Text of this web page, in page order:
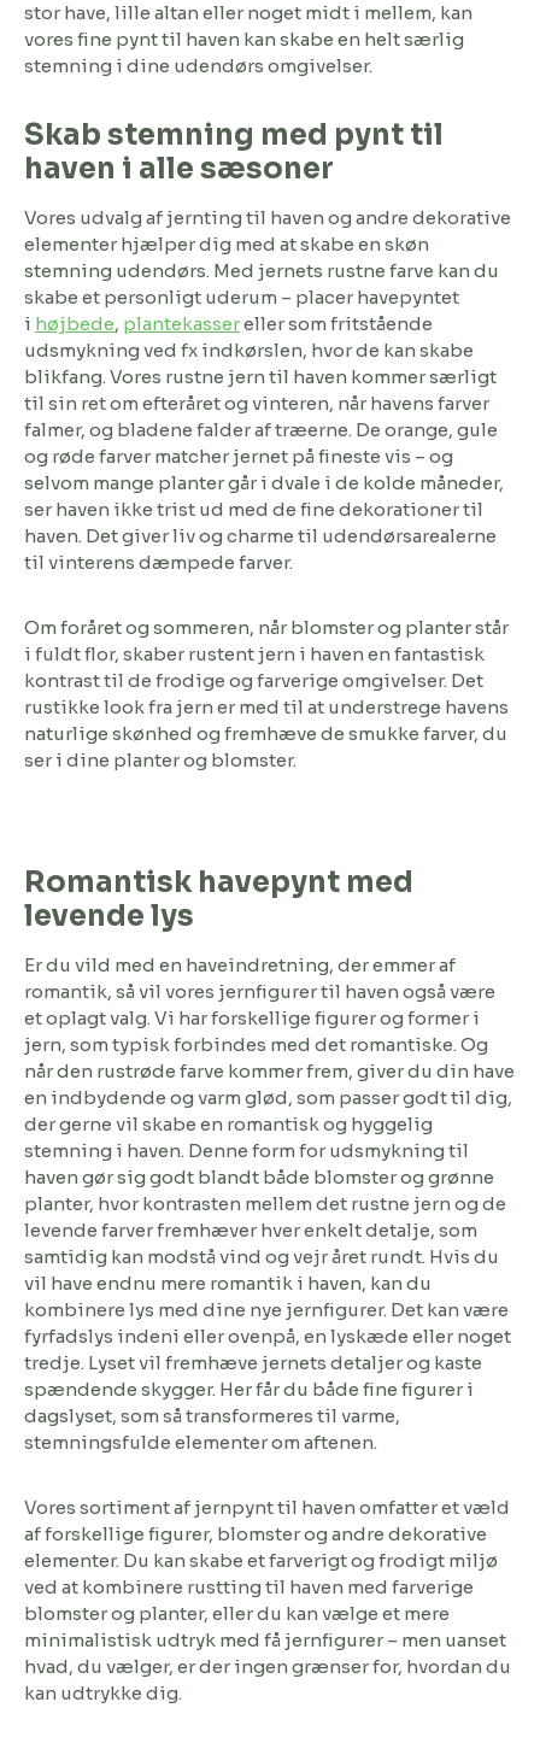
stor have, lille altan eller noget midt i mellem, kan
vores fine pynt til haven kan skabe en helt særlig
stemning i dine udendørs omgivelser.
Skab stemning med pynt til
haven i alle sæsoner
Vores udvalg af jernting til haven og andre dekorative
elementer hjælper dig med at skabe en skøn
stemning udendørs. Med jernets rustne farve kan du
skabe et personligt uderum – placer havepyntet
i højbede, plantekassereller som fritstående
udsmykning ved fx indkørslen, hvor de kan skabe
blikfang. Vores rustne jern til haven kommer særligt
til sin ret om efteråret og vinteren, når havens farver
falmer, og bladene falder af træerne. De orange, gule
og røde farver matcher jernet på fineste vis – og
selvom mange planter går i dvale i de kolde måneder,
ser haven ikke trist ud med de fine dekorationer til
haven. Det giver liv og charme til udendørsarealerne
til vinterens dæmpede farver.
Om foråret og sommeren, når blomster og planter står
i fuldt flor, skaber rustent jern i haven en fantastisk
kontrast til de frodige og farverige omgivelser. Det
rustikke look fra jern er med til at understrege havens
naturlige skønhed og fremhæve de smukke farver, du
ser i dine planter og blomster.
Romantisk havepynt med
levende lys
Er du vild med en haveindretning, der emmer af
romantik, så vil vores jernfigurer til haven også være
et oplagt valg. Vi har forskellige figurer og former i
jern, som typisk forbindes med det romantiske. Og
når den rustrøde farve kommer frem, giver du din have
en indbydende og varm glød, som passer godt til dig,
der gerne vil skabe en romantisk og hyggelig
stemning i haven. Denne form for udsmykning til
haven gør sig godt blandt både blomster og grønne
planter, hvor kontrasten mellem det rustne jern og de
levende farver fremhæver hver enkelt detalje, som
samtidig kan modstå vind og vejr året rundt. Hvis du
vil have endnu mere romantik i haven, kan du
kombinere lys med dine nye jernfigurer. Det kan være
fyrfadslys indeni eller ovenpå, en lyskæde eller noget
tredje. Lyset vil fremhæve jernets detaljer og kaste
spændende skygger. Her får du både fine figurer i
dagslyset, som så transformeres til varme,
stemningsfulde elementer om aftenen.
Vores sortiment af jernpynt til haven omfatter et væld
af forskellige figurer, blomster og andre dekorative
elementer. Du kan skabe et farverigt og frodigt miljø
ved at kombinere rustting til haven med farverige
blomster og planter, eller du kan vælge et mere
minimalistisk udtryk med få jernfigurer – men uanset
hvad, du vælger, er der ingen grænser for, hvordan du
kan udtrykke dig.